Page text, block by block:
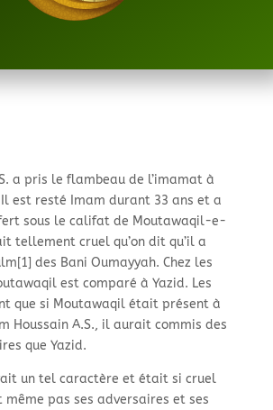
a pris le flambeau de l’imamat à
Il est resté Imam durant 33 ans et a
sous le califat de Moutawaqil-e-
tellement cruel qu’on dit qu’il a
des Bani Oumayyah. Chez les
est comparé à Yazid. Les
que si Moutawaqil était présent à
Houssain A.S., il aurait commis des
que Yazid.
un tel caractère et était si cruel
même pas ses adversaires et ses